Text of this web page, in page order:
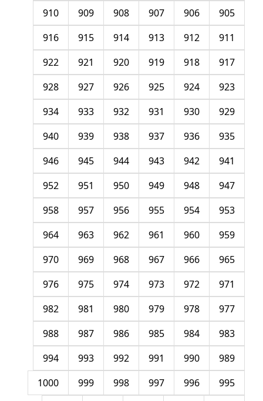
905
906
907
908
909
910
911
912
913
914
915
916
917
918
919
920
921
922
923
924
925
926
927
928
929
930
931
932
933
934
935
936
937
938
939
940
941
942
943
944
945
946
947
948
949
950
951
952
953
954
955
956
957
958
959
960
961
962
963
964
965
966
967
968
969
970
971
972
973
974
975
976
977
978
979
980
981
982
983
984
985
986
987
988
989
990
991
992
993
994
995
996
997
998
999
1000